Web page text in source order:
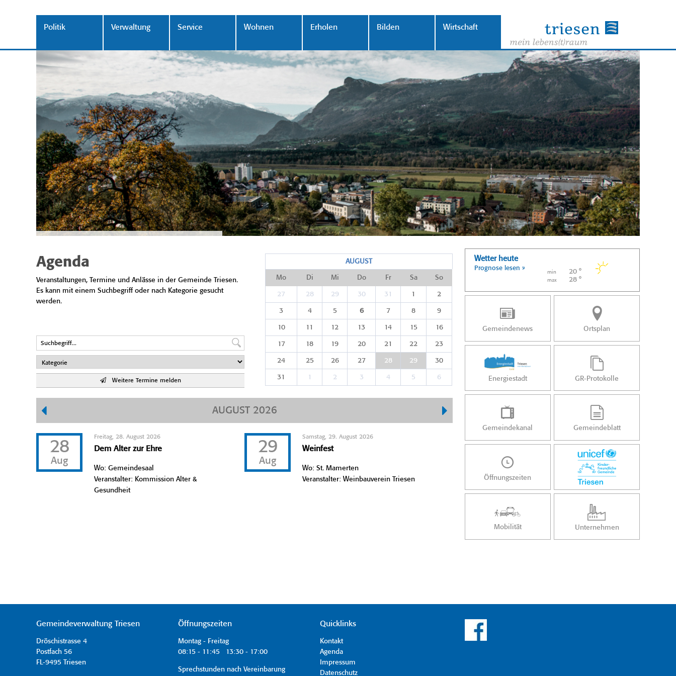
Politik Verwaltung Service Wohnen Erholen Bilden Wirtschaft
Agenda
Veranstaltungen, Termine und Anlässe in der Gemeinde Triesen.
Es kann mit einem Suchbegriff oder nach Kategorie gesucht
werden.
Weitere Termine melden
AUGUST
Mo Di Mi Do Fr Sa So
27 28 29 30 31 1 2
3 4 5 6 7 8 9
10 11 12 13 14 15 16
17 18 19 20 21 22 23
24 25 26 27 28 29 30
31 1 2 3 4 5 6
AUGUST 2026
28
Aug
Freitag, 28. August 2026
Dem Alter zur Ehre
Wo: Gemeindesaal
Veranstalter: Kommission Alter &
Gesundheit
29
Aug
Samstag, 29. August 2026
Weinfest
Wo: St. Mamerten
Veranstalter: Weinbauverein Triesen
Wetter heute
Prognose lesen »
min 20 °
max 28 °
Gemeindenews Ortsplan
Energiestadt GR-Protokolle
Gemeindekanal Gemeindeblatt
Öffnungszeiten
Mobilität Unternehmen
Gemeindeverwaltung Triesen
Dröschistrasse 4
Postfach 56
FL-9495 Triesen
Öffnungszeiten
Montag - Freitag
08:15 - 11:45 13:30 - 17:00
Sprechstunden nach Vereinbarung
Quicklinks
Kontakt
Agenda
Impressum
Datenschutz